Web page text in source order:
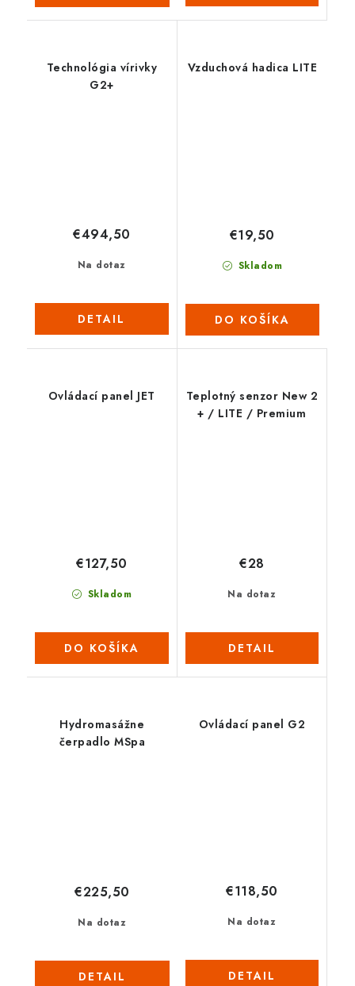
Technológia vírivky
G2+
Na dotaz
€494,50
DETAIL
Vzduchová hadica LITE
Skladom
€19,50
DO KOŠÍKA
Ovládací panel JET
Skladom
€127,50
DO KOŠÍKA
Teplotný senzor New 2
+ / LITE / Premium
Na dotaz
€28
DETAIL
Hydromasážne
čerpadlo MSpa
Na dotaz
€225,50
DETAIL
Ovládací panel G2
Na dotaz
€118,50
DETAIL